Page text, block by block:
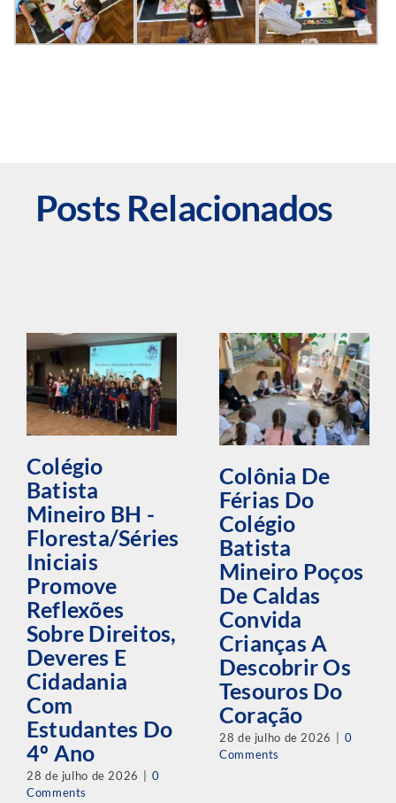
Posts Relacionados
Colégio
Batista
Mineiro BH -
Floresta/Séries
Iniciais
Promove
Reflexões
Sobre Direitos,
Deveres E
Cidadania
Com
Estudantes Do
4º Ano
28 de julho de 2026
0
Comments
Colônia De
Férias Do
Colégio
Batista
Mineiro Poços
De Caldas
Convida
Crianças A
Descobrir Os
Tesouros Do
Coração
28 de julho de 2026
0
Comments